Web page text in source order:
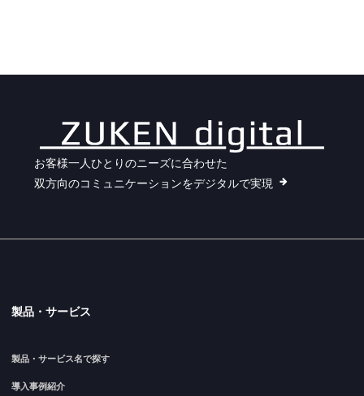
お客様一人ひとりのニーズに合わせた
双方向のコミュニケーションをデジタルで実現
製品・サービス
製品・サービス名で探す
導入事例紹介